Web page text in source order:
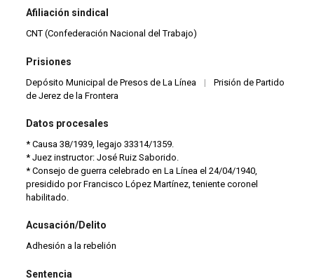
Afiliación sindical
CNT (Confederación Nacional del Trabajo)
Prisiones
Depósito Municipal de Presos de La Línea |
Prisión de Partido
de Jerez de la Frontera
Datos procesales
* Causa 38/1939, legajo 33314/1359.
* Juez instructor: José Ruiz Saborido.
* Consejo de guerra celebrado en La Línea el 24/04/1940,
presidido por Francisco López Martínez, teniente coronel
habilitado.
Acusación/Delito
Adhesión a la rebelión
Sentencia